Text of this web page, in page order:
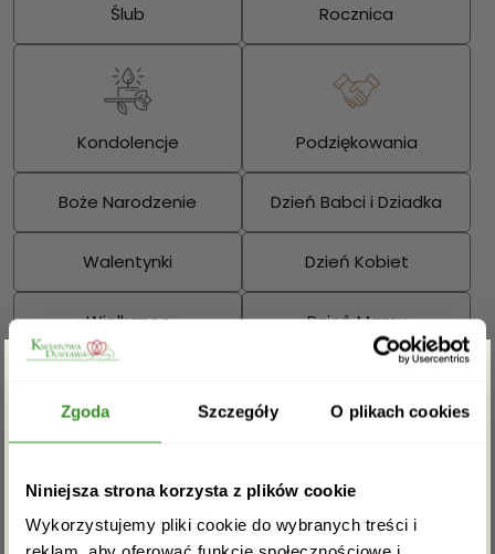
Zgoda Szczegóły O plikach cookies
Niniejsza strona korzysta z plików cookie
Wykorzystujemy pliki cookie do wybranych treści i
Ślub Rocznica
Kondolencje Podziękowania
Boże Narodzenie Dzień Babci i Dziadka
Walentynki Dzień Kobiet
Wielkanoc Dzień Mamy
Sprawdź również:
Zgarnij rabat -5%
Zapisz się do newslettera i zgarnij
rabat na pierwsze zakupy!